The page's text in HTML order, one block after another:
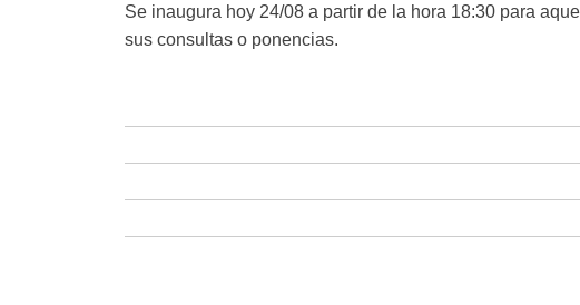
Se inaugura hoy 24/08 a partir de la hora 18:30 para
sus consultas o ponencias.